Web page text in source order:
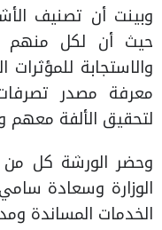
وبينت أن تصنيف
حيث أن لكل منهم
والاستجابة للمؤثرات
معرفة مصدر
لتحقيق الألفة معهم
وحضر الورشة كل
الوزارة وسعادة
الخدمات المساندة